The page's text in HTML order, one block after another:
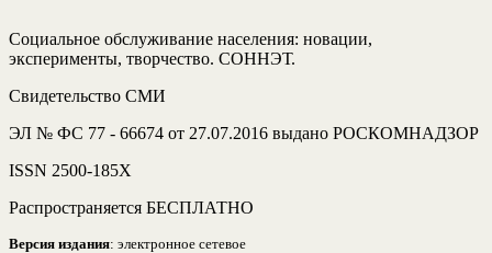
Социальное обслуживание населения: новации,
эксперименты, творчество. СОННЭТ.
Свидетельство СМИ
ЭЛ № ФС 77 - 66674 от 27.07.2016 выдано РОСКОМНАДЗОР
ISSN 2500-185Х
Распространяется БЕСПЛАТНО
Версия издания: электронное сетевое